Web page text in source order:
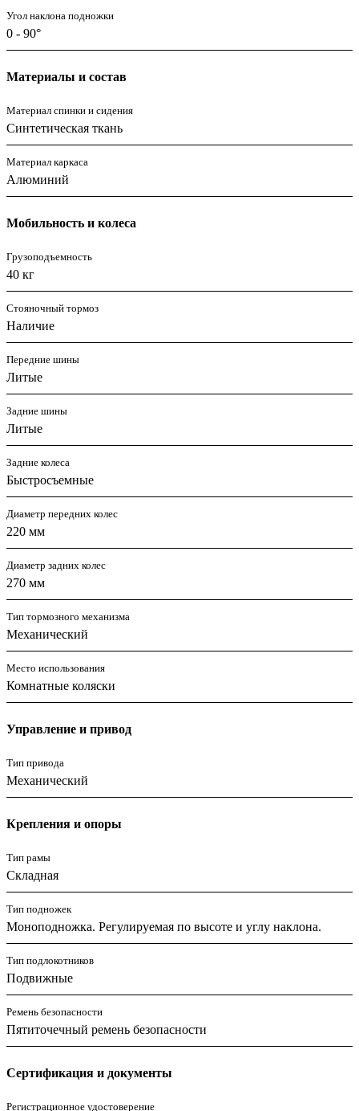
Угол наклона подножки
0 - 90°
Материалы и состав
Материал спинки и сидения
Синтетическая ткань
Материал каркаса
Алюминий
Мобильность и колеса
Грузоподъемность
40 кг
Стояночный тормоз
Наличие
Передние шины
Литые
Задние шины
Литые
Задние колеса
Быстросъемные
Диаметр передних колес
220 мм
Диаметр задних колес
270 мм
Тип тормозного механизма
Механический
Место использования
Комнатные коляски
Управление и привод
Тип привода
Механический
Крепления и опоры
Тип рамы
Складная
Тип подножек
Моноподножка. Регулируемая по высоте и углу наклона.
Тип подлокотников
Подвижные
Ремень безопасности
Пятиточечный ремень безопасности
Сертификация и документы
Регистрационное удостоверение